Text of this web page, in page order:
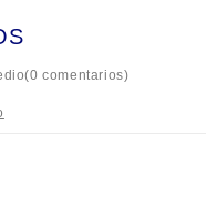
(0 comentarios)